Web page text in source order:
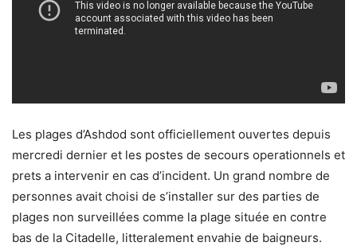
Les plages d’Ashdod sont officiellement ouvertes depuis
mercredi dernier et les postes de secours operationnels et
prets a intervenir en cas d’incident. Un grand nombre de
personnes avait choisi de s’installer sur des parties de
plages non surveillées comme la plage située en contre
bas de la Citadelle, litteralement envahie de baigneurs.